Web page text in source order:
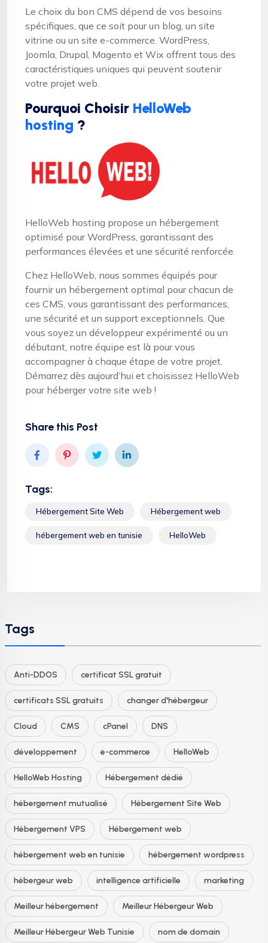
Le choix du bon CMS dépend de vos besoins
spécifiques, que ce soit pour un blog, un site
vitrine ou un site e-commerce. WordPress,
Joomla, Drupal, Magento et Wix offrent tous des
caractéristiques uniques qui peuvent soutenir
votre projet web.
Pourquoi Choisir HelloWeb
hosting ?
HelloWeb hosting propose un hébergement
optimisé pour WordPress, garantissant des
performances élevées et une sécurité renforcée.
Chez HelloWeb, nous sommes équipés pour
fournir un hébergement optimal pour chacun de
ces CMS, vous garantissant des performances,
une sécurité et un support exceptionnels. Que
vous soyez un développeur expérimenté ou un
débutant, notre équipe est là pour vous
accompagner à chaque étape de votre projet.
Démarrez dès aujourd’hui et choisissez HelloWeb
pour héberger votre site web !
Share this Post
Tags:
Hébergement Site Web Hébergement web
hébergement web en tunisie HelloWeb
Tags
Anti-DDOS certificat SSL gratuit
certificats SSL gratuits changer d'hébergeur
Cloud CMS cPanel DNS
développement e-commerce HelloWeb
HelloWeb Hosting Hébergement dédié
hébergement mutualisé Hébergement Site Web
Hébergement VPS Hébergement web
hébergement web en tunisie hébergement wordpress
hébergeur web intelligence artificielle marketing
Meilleur hébergement Meilleur Hébergeur Web
Meilleur Hébergeur Web Tunisie nom de domain